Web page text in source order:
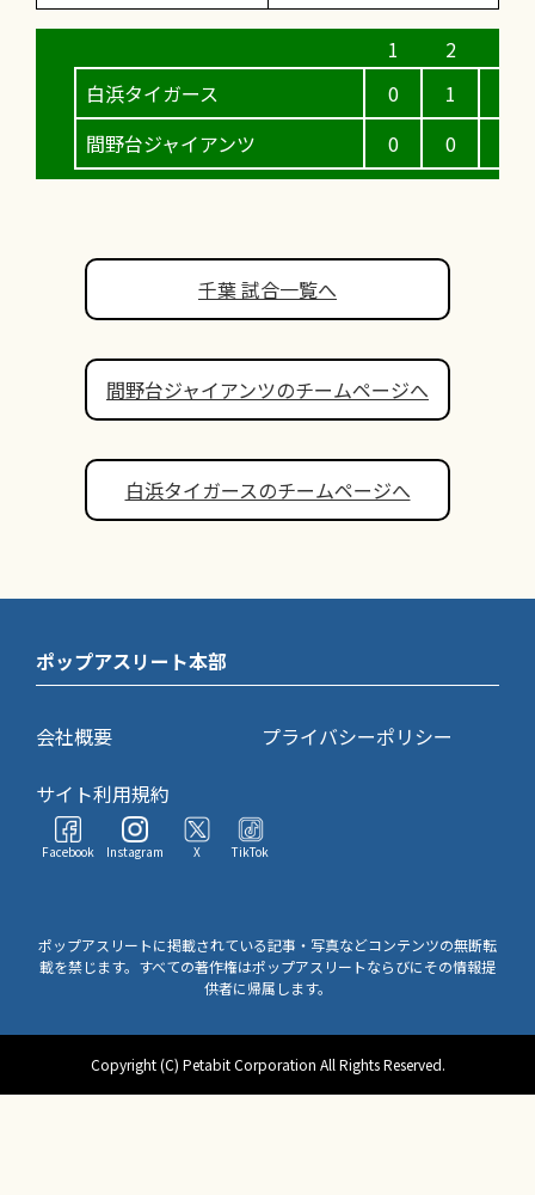
白浜タイガース
間野台ジャイアンツ
0
0
1
0
千葉 試合一覧へ
間野台ジャイアンツのチームページへ
白浜タイガースのチームページへ
ポップアスリート本部
会社概要
プライバシーポリシー
サイト利用規約
Facebook Instagram X TikTok
ポップアスリートに掲載されている記事・写真などコンテンツの無断転
載を禁じます。すべての著作権はポップアスリートならびにその情報提
供者に帰属します。
Copyright (C) Petabit Corporation All Rights Reserved.